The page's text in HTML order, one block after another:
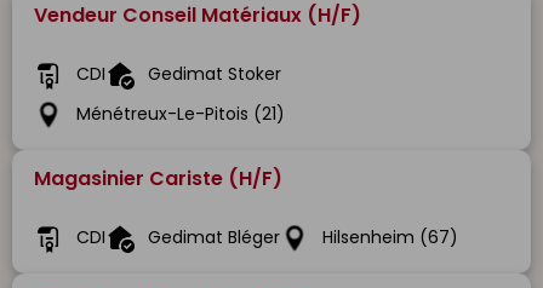
Vendeur Conseil Matériaux (H/F)
CDI
Gedimat Stoker
Ménétreux-Le-Pitois (21)
Magasinier Cariste (H/F)
CDI Gedimat Bléger Hilsenheim (67)